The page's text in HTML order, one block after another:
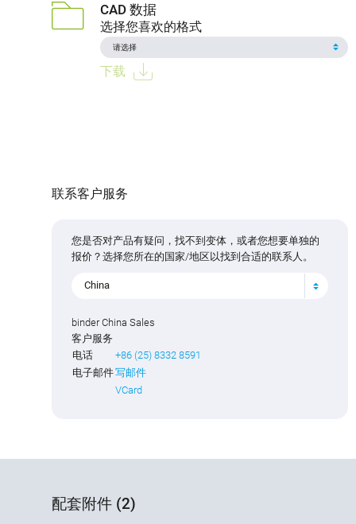
CAD 数据
选择您喜欢的格式
下载
联系客户服务
您是否对产品有疑问，找不到变体，或者您想要单独的
报价？选择您所在的国家/地区以找到合适的联系人。
China
binder China Sales
客户服务
电话
+86 (25) 8332 8591
电子邮件写邮件
VCard
配套附件 (2)